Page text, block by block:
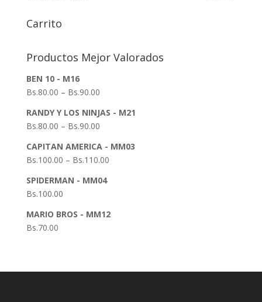
Carrito
Productos Mejor Valorados
BEN 10 - M16
Bs.80.00 – Bs.90.00
RANDY Y LOS NINJAS - M21
Bs.80.00 – Bs.90.00
CAPITAN AMERICA - MM03
Bs.100.00 – Bs.110.00
SPIDERMAN - MM04
Bs.100.00
MARIO BROS - MM12
Bs.70.00